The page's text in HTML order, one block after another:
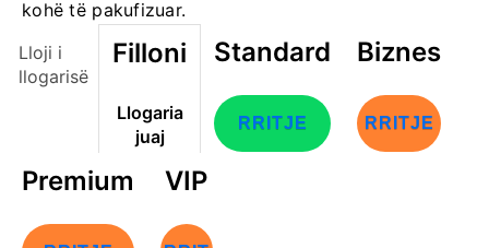
kohë të pakufizuar.
Lloji i
llogarisë
Filloni
Llogaria
juaj
Standard
RRITJE
Biznes
RRITJE
Premium VIP